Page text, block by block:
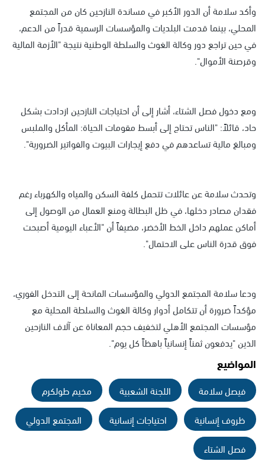
وأكد سلامة أن الدور الأكبر في مساندة النازحين كان من المجتمع
المحلي، بينما قدمت البلديات والمؤسسات الرسمية قدراً من الدعم،
في حين تراجع دور وكالة الغوث والسلطة الوطنية نتيجة "الأزمة المالية
وقرصنة الأموال".
ومع دخول فصل الشتاء، أشار إلى أن احتياجات النازحين ازدادت بشكل
حاد، قائلاً: "الناس تحتاج إلى أبسط مقومات الحياة: المأكل والملبس
ومبالغ مالية تساعدهم في دفع إيجارات البيوت والفواتير الضرورية".
وتحدث سلامة عن عائلات تتحمل كلفة السكن والمياه والكهرباء رغم
فقدان مصادر دخلها، في ظل البطالة ومنع العمال من الوصول إلى
أماكن عملهم داخل الخط الأخضر، مضيفاً أن "الأعباء اليومية أصبحت
فوق قدرة الناس على الاحتمال".
ودعا سلامة المجتمع الدولي والمؤسسات المانحة إلى التدخل الفوري،
مؤكداً ضرورة أن تتكامل أدوار وكالة الغوث والسلطة المحلية مع
مؤسسات المجتمع الأهلي لتخفيف حجم المعاناة عن آلاف النازحين
الذين "يدفعون ثمناً إنسانياً باهظاً كل يوم".
المواضيع
فيصل سلامة اللجنة الشعبية
مخيم طولكرم
ظروف إنسانية
احتياجات إنسانية
المجتمع الدولي
فصل الشتاء